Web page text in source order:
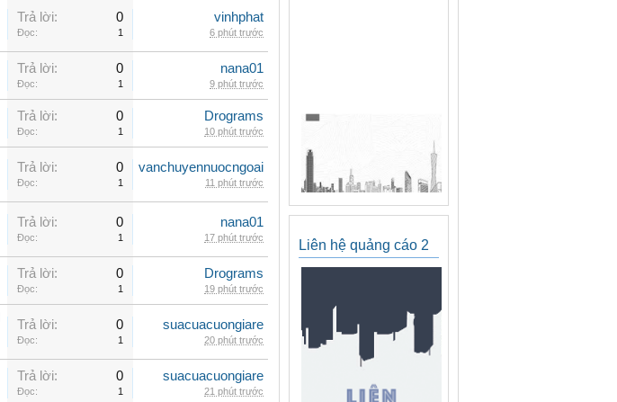
Trả lời: 0
Đọc: 1
vinhphat
6 phút trước
Trả lời: 0
Đọc: 1
nana01
9 phút trước
Trả lời: 0
Đọc: 1
Drograms
10 phút trước
Trả lời: 0
Đọc: 1
vanchuyennuocngoai
11 phút trước
Trả lời: 0
Đọc: 1
nana01
17 phút trước
Trả lời: 0
Đọc: 1
Drograms
19 phút trước
Trả lời: 0
Đọc: 1
suacuacuongiare
20 phút trước
Trả lời: 0
Đọc: 1
suacuacuongiare
21 phút trước
Liên hệ quảng cáo 2